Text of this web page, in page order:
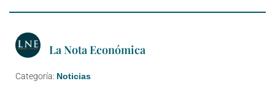
La Nota Económica
Categoría: Noticias